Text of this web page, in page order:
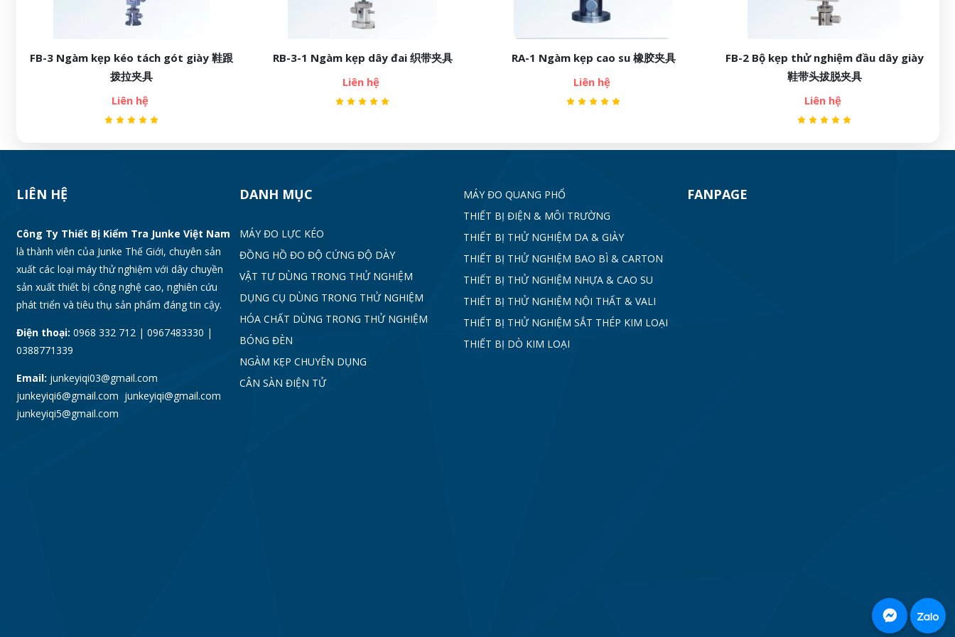
Ngàm kẹp kéo tách gót giày 鞋跟
RB-3-1 Ngàm kẹp dây đai 织带夹具
RA-1 Ngàm kẹp cao su 橡胶夹具
FB-2 Bộ kẹp thử nghiệm đầu dây giày
鞋带头拔脱夹具
RB-4
LIÊN HỆ
Công Ty Thiết Bị Kiểm Tra Junke Việt Nam
là thành viên của Junke Thế Giới, chuyên sản
xuất các loại máy thử nghiệm với dây chuyền
sản xuất thiết bị công nghệ cao, nghiên cứu
phát triển và tiêu thụ sản phẩm đáng tin cậy.
Điện thoại: 0968 332 712 | 0967483330 |
0388771339
Email: junkeyiqi03@gmail.com
junkeyiqi6@gmail.com junkeyiqi@gmail.com
junkeyiqi5@gmail.com
DANH MỤC
MÁY ĐO LỰC KÉO
ĐỒNG HỒ ĐO ĐỘ CỨNG ĐỘ DÀY
VẬT TƯ DÙNG TRONG THỬ NGHIỆM
DỤNG CỤ DÙNG TRONG THỬ NGHIỆM
HÓA CHẤT DÙNG TRONG THỬ NGHIỆM
BÓNG ĐÈN
NGÀM KẸP CHUYÊN DỤNG
CÂN SÀN ĐIỆN TỬ
MÁY ĐO QUANG PHỔ
THIẾT BỊ ĐIỆN & MÔI TRƯỜNG
THIẾT BỊ THỬ NGHIỆM DA & GIÀY
THIẾT BỊ THỬ NGHIỆM BAO BÌ & CARTON
THIẾT BỊ THỬ NGHIỆM NHỰA & CAO SU
THIẾT BỊ THỬ NGHIỆM NỘI THẤT & VALI
THIẾT BỊ THỬ NGHIỆM SẮT THÉP KIM LOẠI
THIẾT BỊ DÒ KIM LOẠI
FANPAGE